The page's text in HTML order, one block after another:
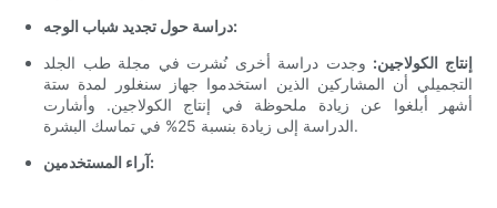
دراسة حول تجديد شباب الوجه:
إنتاج الكولاجين: وجدت دراسة أخرى نُشرت في مجلة طب الجلد
التجميلي أن المشاركين الذين استخدموا جهاز سنغلور لمدة ستة
أشهر أبلغوا عن زيادة ملحوظة في إنتاج الكولاجين. وأشارت
الدراسة إلى زيادة بنسبة 25% في تماسك البشرة.
آراء المستخدمين: